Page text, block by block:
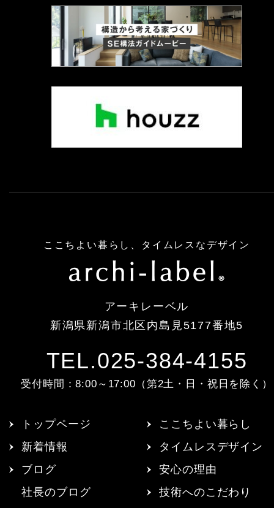
ここちよい暮らし、タイムレスなデザイン
アーキレーベル
新潟県新潟市北区内島見5177番地5
TEL.025-384-4155
受付時間：8:00～17:00（第2土・日・祝日を除く）
トップページ
新着情報
ブログ
社長のブログ
ここちよい暮らし
タイムレスデザイン
安心の理由
技術へのこだわり